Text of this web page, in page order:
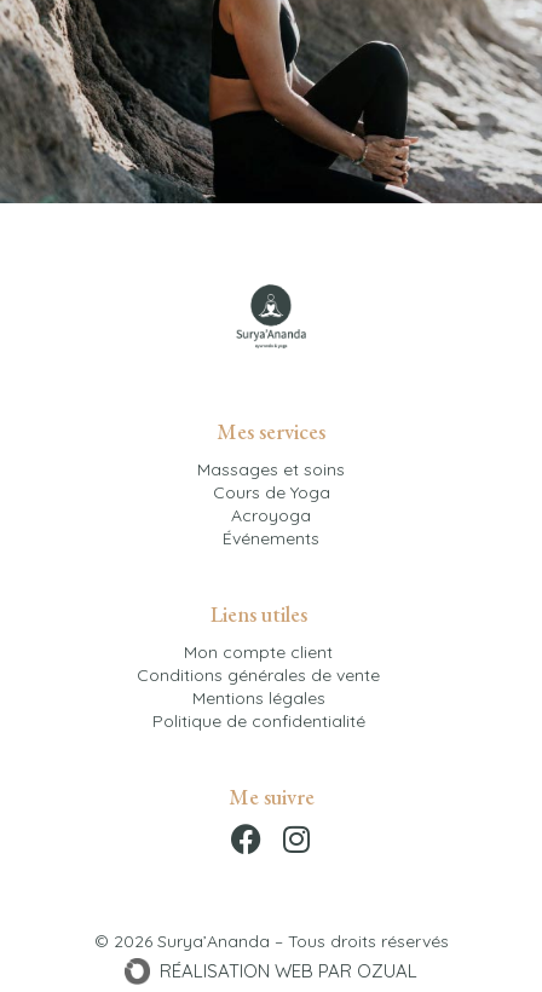
Mes services
Massages et soins
Cours de Yoga
Acroyoga
Événements
Liens utiles
Mon compte client
Conditions générales de vente
Mentions légales
Politique de confidentialité
Me suivre
© 2026 Surya’Ananda – Tous droits réservés
RÉALISATION WEB PAR OZUAL